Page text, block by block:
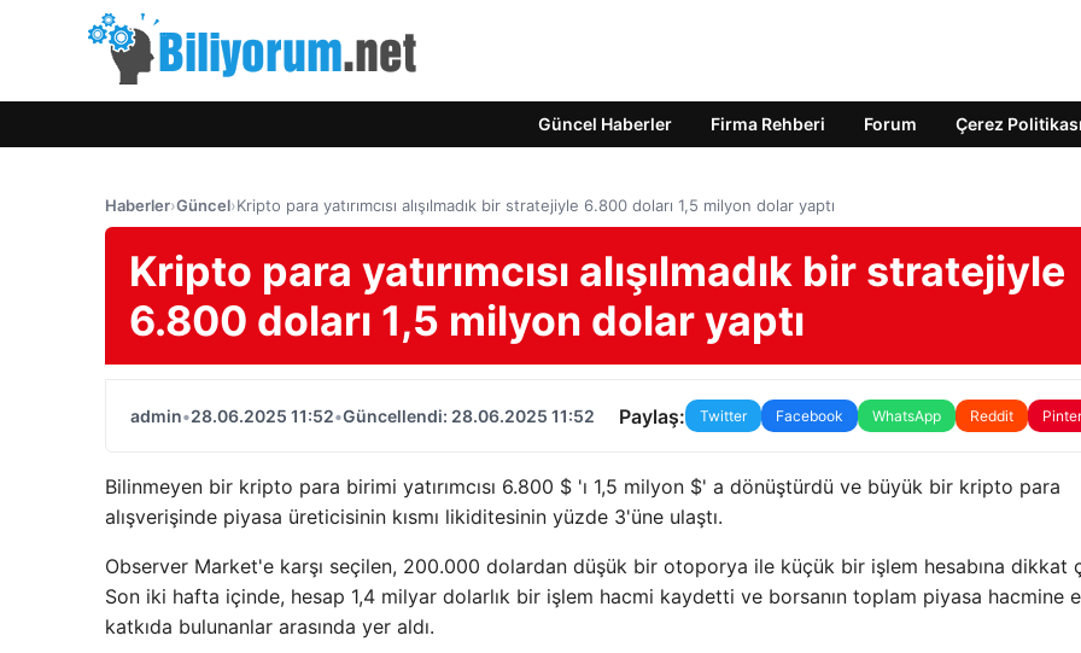
Güncel Haberler Firma Rehberi Forum Çerez Politikası
Haberler›Güncel›Kripto para yatırımcısı alışılmadık bir stratejiyle 6.800 doları 1,5 milyon dolar yaptı
Kripto para yatırımcısı alışılmadık bir stratejiyle
6.800 doları 1,5 milyon dolar yaptı
admin•28.06.2025 11:52•Güncellendi: 28.06.2025 11:52 Paylaş: Twitter Facebook WhatsApp Reddit
Bilinmeyen bir kripto para birimi yatırımcısı 6.800 $ 'ı 1,5 milyon $' a dönüştürdü ve büyük bir kripto para
alışverişinde piyasa üreticisinin kısmı likiditesinin yüzde 3'üne ulaştı.
Observer Market'e karşı seçilen, 200.000 dolardan düşük bir otoporya ile küçük bir işlem hesabına dikkat
Son iki hafta içinde, hesap 1,4 milyar dolarlık bir işlem hacmi kaydetti ve borsanın toplam piyasa hacmine
katkıda bulunanlar arasında yer aldı.